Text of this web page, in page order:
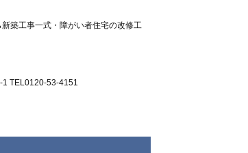
築工事一式・障がい者住宅の改修工
1 TEL0120-53-4151